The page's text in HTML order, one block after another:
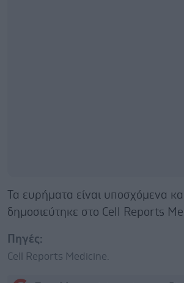
Τα ευρήματα είναι υποσχόμενα
δημοσιεύτηκε στο Cell Reports
Πηγές:
Cell Reports Medicine.